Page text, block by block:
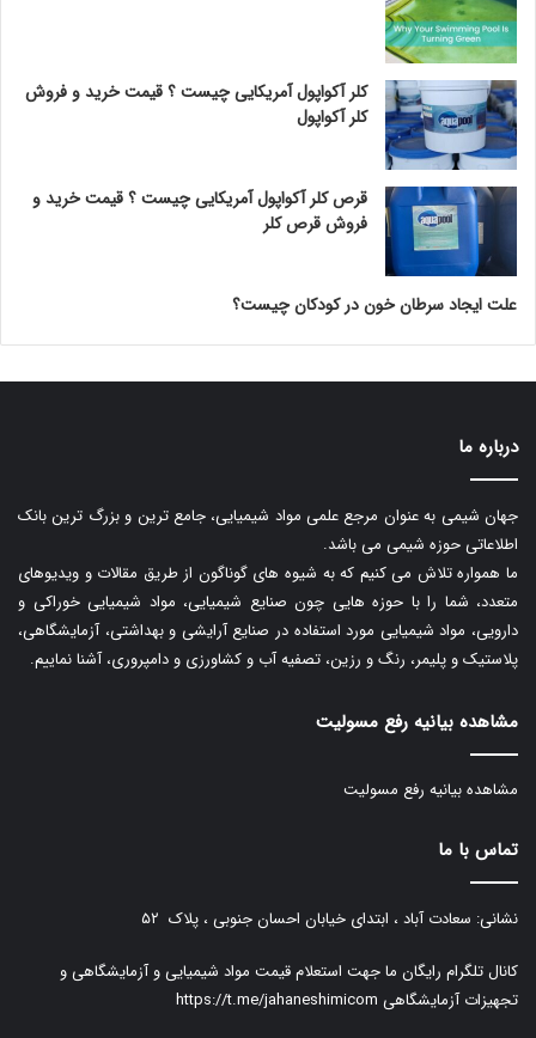
کلر آکواپول آمریکایی چیست ؟ قیمت خرید و فروش
کلر آکواپول
قرص کلر آکواپول آمریکایی چیست ؟ قیمت خرید و
فروش قرص کلر
علت ایجاد سرطان خون در کودکان چیست؟
درباره ما
جهان شیمی به عنوان مرجع علمی مواد شیمیایی، جامع ترین و بزرگ ترین بانک
اطلاعاتی حوزه شیمی می باشد.
ما همواره تلاش می کنیم که به شیوه های گوناگون از طریق مقالات و ویدیوهای
متعدد، شما را با حوزه هایی چون صنایع شیمیایی، مواد شیمیایی خوراکی و
دارویی، مواد شیمیایی مورد استفاده در صنایع آرایشی و بهداشتی، آزمایشگاهی،
پلاستیک و پلیمر، رنگ و رزین، تصفیه آب و کشاورزی و دامپروری، آشنا نماییم.
مشاهده بیانیه رفع مسولیت
مشاهده بیانیه رفع مسولیت
تماس با ما
نشانی: سعادت آباد ، ابتدای خیابان احسان جنوبی ، پلاک ۵۲
کانال تلگرام رایگان ما جهت استعلام قیمت مواد شیمیایی و آزمایشگاهی و
تجهیزات آزمایشگاهی https://t.me/jahaneshimicom